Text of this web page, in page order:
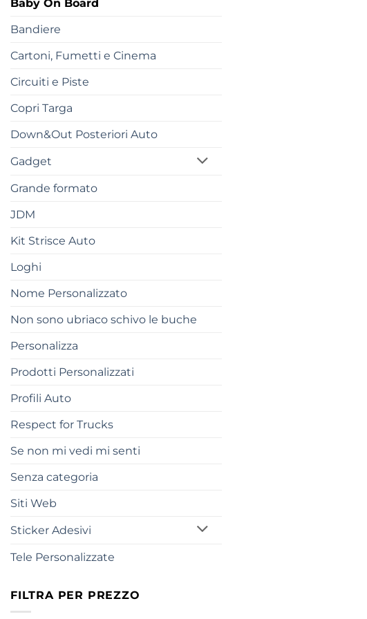
Baby On Board
Bandiere
Cartoni, Fumetti e Cinema
Circuiti e Piste
Copri Targa
Down&Out Posteriori Auto
Gadget
Grande formato
JDM
Kit Strisce Auto
Loghi
Nome Personalizzato
Non sono ubriaco schivo le buche
Personalizza
Prodotti Personalizzati
Profili Auto
Respect for Trucks
Se non mi vedi mi senti
Senza categoria
Siti Web
Sticker Adesivi
Tele Personalizzate
FILTRA PER PREZZO